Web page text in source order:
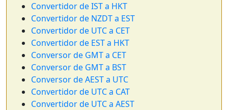
Convertidor de IST a HKT
Convertidor de NZDT a EST
Convertidor de UTC a CET
Convertidor de EST a HKT
Conversor de GMT a CET
Conversor de GMT a BST
Conversor de AEST a UTC
Convertidor de UTC a CAT
Convertidor de UTC a AEST